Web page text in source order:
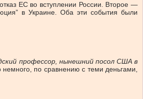
ЕС во вступлении России. Второе —
в Украине. Оба эти события были
профессор, нынешний посол США в
по сравнению с теми деньгами,